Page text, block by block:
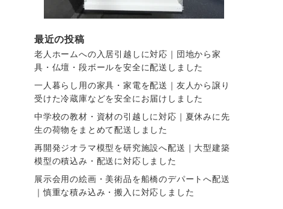
最近の投稿
老人ホームへの入居引越しに対応｜団地から家
具・仏壇・段ボールを安全に配送しました
一人暮らし用の家具・家電を配送｜友人から譲り
受けた冷蔵庫などを安全にお届けしました
中学校の教材・資材の引越しに対応｜夏休みに先
生の荷物をまとめて配送しました
再開発ジオラマ模型を研究施設へ配送｜大型建築
模型の積込み・配送に対応しました
展示会用の絵画・美術品を船橋のデパートへ配送
｜慎重な積み込み・搬入に対応しました